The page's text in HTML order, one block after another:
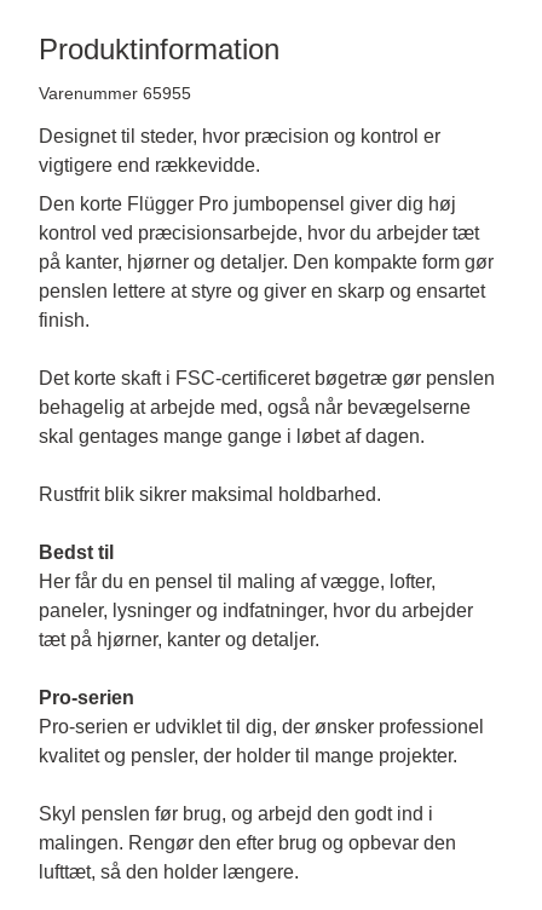
Produktinformation
Varenummer 65955
Designet til steder, hvor præcision og kontrol er
vigtigere end rækkevidde.
Den korte Flügger Pro jumbopensel giver dig høj
kontrol ved præcisionsarbejde, hvor du arbejder tæt
på kanter, hjørner og detaljer. Den kompakte form gør
penslen lettere at styre og giver en skarp og ensartet
finish.
Det korte skaft i FSC-certificeret bøgetræ gør penslen
behagelig at arbejde med, også når bevægelserne
skal gentages mange gange i løbet af dagen.
Rustfrit blik sikrer maksimal holdbarhed.
Bedst til
Her får du en pensel til maling af vægge, lofter,
paneler, lysninger og indfatninger, hvor du arbejder
tæt på hjørner, kanter og detaljer.
Pro-serien
Pro-serien er udviklet til dig, der ønsker professionel
kvalitet og pensler, der holder til mange projekter.
Skyl penslen før brug, og arbejd den godt ind i
malingen. Rengør den efter brug og opbevar den
lufttæt, så den holder længere.